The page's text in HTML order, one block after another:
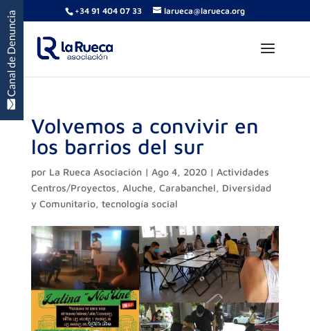
+34 91 404 07 33 larueca@larueca.org
Volvemos a convivir en
los barrios del sur
por La Rueca Asociación| Ago 4, 2020| Actividades
Centros/Proyectos, Aluche, Carabanchel, Diversidad
y Comunitario, tecnología social